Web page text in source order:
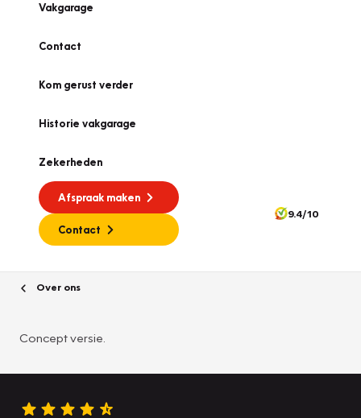
Vakgarage
Contact
Kom gerust verder
Historie vakgarage
Zekerheden
Afspraak maken
Contact
9.4/10
Over ons
Concept versie.